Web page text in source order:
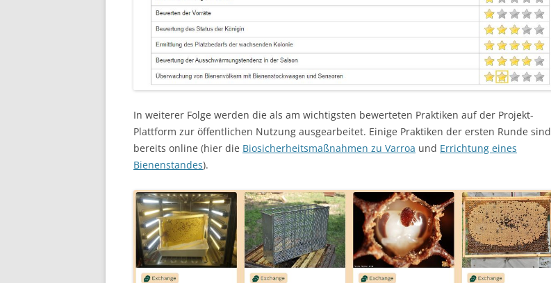
In weiterer Folge werden die als am wichtigsten bewerteten Praktiken auf der Projekt-
Plattform zur öffentlichen Nutzung ausgearbeitet. Einige Praktiken der ersten Runde sind
bereits online (hier die Biosicherheitsmaßnahmen zu Varroa und Errichtung eines
Bienenstandes).